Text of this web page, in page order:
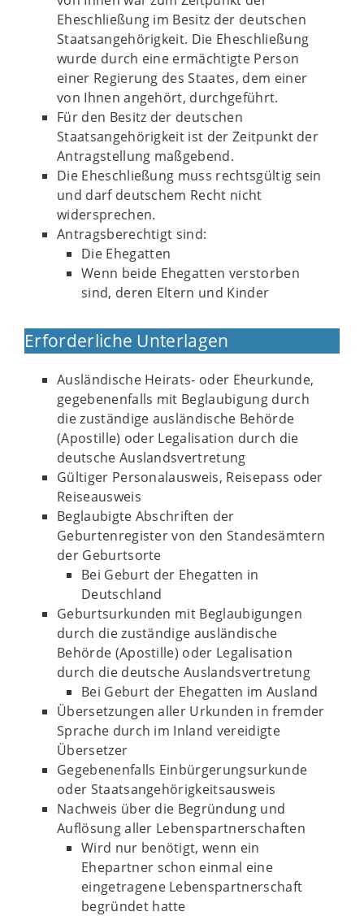
Eheschließung im Besitz der deutschen
Staatsangehörigkeit. Die Eheschließung
wurde durch eine ermächtigte Person
einer Regierung des Staates, dem einer
von Ihnen angehört, durchgeführt.
Für den Besitz der deutschen
Staatsangehörigkeit ist der Zeitpunkt der
Antragstellung maßgebend.
Die Eheschließung muss rechtsgültig sein
und darf deutschem Recht nicht
widersprechen.
Antragsberechtigt sind:
Die Ehegatten
Wenn beide Ehegatten verstorben
sind, deren Eltern und Kinder
Erforderliche Unterlagen
Ausländische Heirats- oder Eheurkunde,
gegebenenfalls mit Beglaubigung durch
die zuständige ausländische Behörde
(Apostille) oder Legalisation durch die
deutsche Auslandsvertretung
Gültiger Personalausweis, Reisepass oder
Reiseausweis
Beglaubigte Abschriften der
Geburtenregister von den Standesämtern
der Geburtsorte
Bei Geburt der Ehegatten in
Deutschland
Geburtsurkunden mit Beglaubigungen
durch die zuständige ausländische
Behörde (Apostille) oder Legalisation
durch die deutsche Auslandsvertretung
Bei Geburt der Ehegatten im Ausland
Übersetzungen aller Urkunden in fremder
Sprache durch im Inland vereidigte
Übersetzer
Gegebenenfalls Einbürgerungsurkunde
oder Staatsangehörigkeitsausweis
Nachweis über die Begründung und
Auflösung aller Lebenspartnerschaften
Wird nur benötigt, wenn ein
Ehepartner schon einmal eine
eingetragene Lebenspartnerschaft
begründet hatte